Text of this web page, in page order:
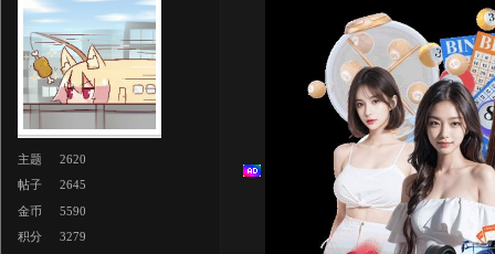
主题
2620
帖子
2645
金币
5590
积分
3279